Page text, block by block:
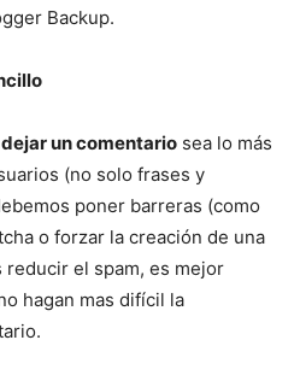
Backup.
dejar un comentario sea lo más
(no solo frases y
poner barreras (como
o forzar la creación de una
reducir el spam, es mejor
hagan mas difícil la